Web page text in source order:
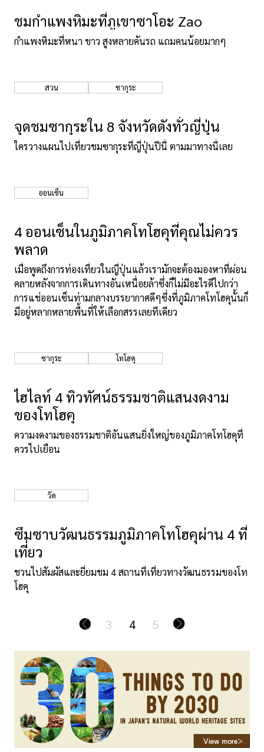
ชมกำแพงหิมะที่ภูเขาซาโอะ Zao
กำแพงหิมะที่หนา ขาว สูงหลายคันรถ แถมคนน้อยมากๆ
สวน ซากุระ
จุดชมซากุระใน 8 จังหวัดดังทั่วญี่ปุ่น
ใครวางแผนไปเที่ยวชมซากุระที่ญี่ปุ่นปีนี้ ตามมาทางนี้เลย
ออนเซ็น
4 ออนเซ็นในภูมิภาคโทโฮคุที่คุณไม่ควร
พลาด
เมื่อพูดถึงการท่องเที่ยวในญี่ปุ่นแล้วเรามักจะต้องมองหาที่ผ่อน
คลายหลังจากการเดินทางอันเหนื่อยล้าซึ่งก็ไม่มีอะไรดีไปกว่า
การแช่ออนเซ็นท่ามกลางบรรยากาศดีๆซึ่งที่ภูมิภาคโทโฮคุนั้นก็
มีอยู่หลากหลายพื้นที่ให้เลือกสรรเลยทีเดียว
ซากุระ โทโฮคุ
ไฮไลท์ 4 ทิวทัศน์ธรรมชาติแสนงดงาม
ของโทโฮคุ
ความงดงามของธรรมชาติอันแสนยิ่งใหญ่ของภูมิภาคโทโฮคุที่
ควรไปเยือน
วัด
ซึมซาบวัฒนธรรมภูมิภาคโทโฮคุผ่าน 4 ที่
เที่ยว
ชวนไปสัมผัสและยี่ยมชม 4 สถานที่เที่ยวทางวัฒนธรรมของโท
โฮคุ
3 4 5